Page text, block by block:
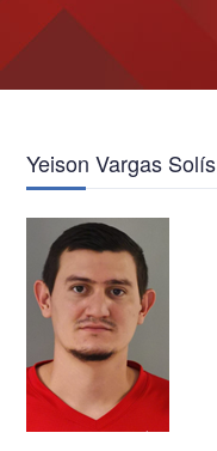
Yeison Vargas Solís